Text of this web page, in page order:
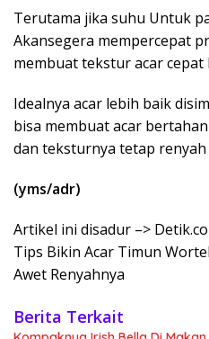
Terutama jika suhu Untuk
Akansegera mempercepat
membuat tekstur acar cepat
Idealnya acar lebih baik
bisa membuat acar
dan teksturnya tetap renyah
(yms/adr)
Artikel ini disadur –>
Tips Bikin Acar Timun
Awet Renyahnya
Berita Terkait